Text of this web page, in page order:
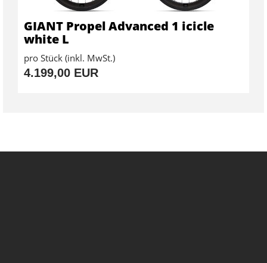
GIANT Propel Advanced 1 icicle
white L
pro Stück (inkl. MwSt.)
4.199,00 EUR